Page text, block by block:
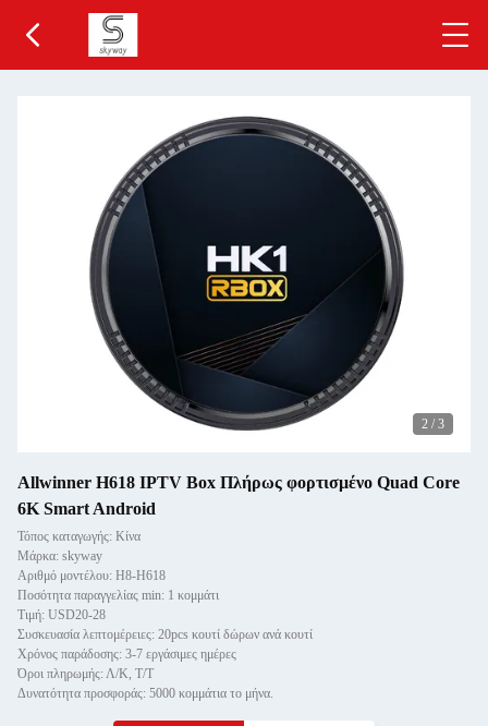
2 / 3
Allwinner H618 IPTV Box Πλήρως φορτισμένο Quad Core
6K Smart Android
Τόπος καταγωγής: Κίνα
Μάρκα: skyway
Αριθμό μοντέλου: H8-H618
Ποσότητα παραγγελίας min: 1 κομμάτι
Τιμή: USD20-28
Συσκευασία λεπτομέρειες: 20pcs κουτί δώρων ανά κουτί
Χρόνος παράδοσης: 3-7 εργάσιμες ημέρες
Όροι πληρωμής: Λ/Κ, Τ/Τ
Δυνατότητα προσφοράς: 5000 κομμάτια το μήνα.